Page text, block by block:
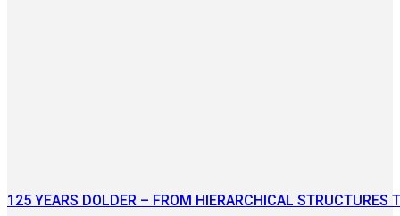
125 YEARS DOLDER – FROM HIERARCHICAL STRUCTURES